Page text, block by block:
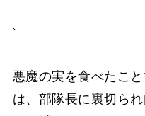
悪魔の実を食べたこ
は、部隊長に裏切ら